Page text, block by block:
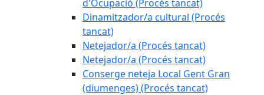
d'Ocupació (Procés tancat)
Dinamitzador/a cultural (Procés
tancat)
Netejador/a (Procés tancat)
Netejador/a (Procés tancat)
Conserge neteja Local Gent Gran
(diumenges) (Procés tancat)